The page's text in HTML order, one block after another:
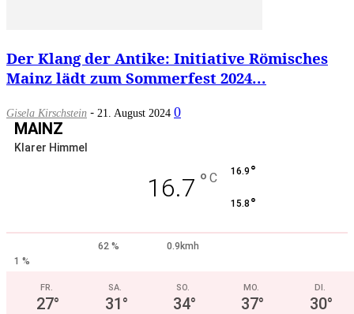
Der Klang der Antike: Initiative Römisches
Mainz lädt zum Sommerfest 2024...
Gisela Kirschstein - 21. August 2024 0
MAINZ
Klarer Himmel
16.7 ° C 16.9 °
15.8 °
62 %
0.9kmh
1 %
FR.
27°
SA.
31°
SO.
34°
MO.
37°
DI.
30°